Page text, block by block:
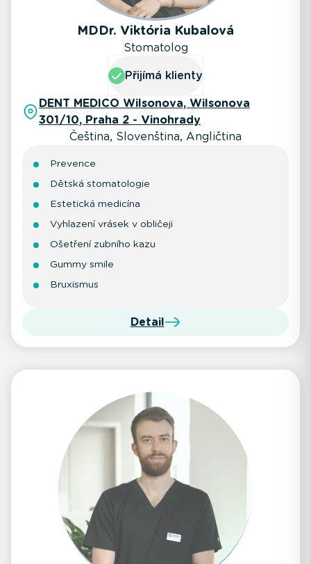
MDDr. Viktória Kubalová
Stomatolog
Přijímá klienty
DENT MEDICO Wilsonova, Wilsonova
301/10, Praha 2 - Vinohrady
Čeština, Slovenština, Angličtina
Prevence
Dětská stomatologie
Estetická medicína
Vyhlazení vrásek v obličeji
Ošetření zubního kazu
Gummy smile
Bruxismus
Detail